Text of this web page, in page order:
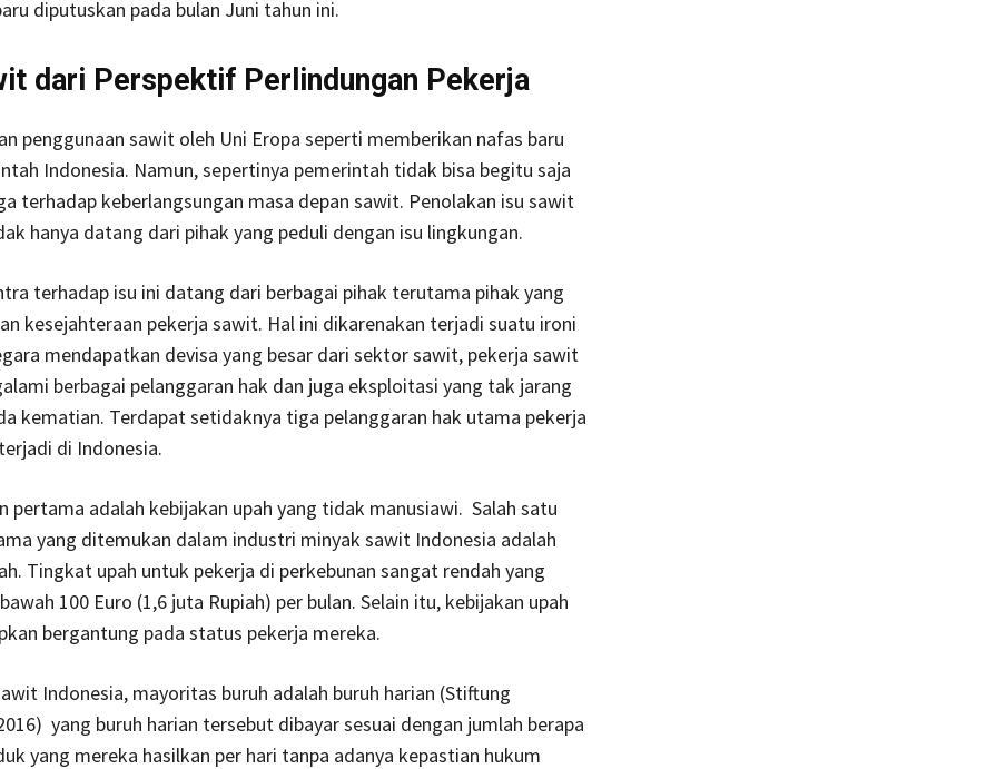
diputuskan pada bulan Juni tahun ini.
dari Perspektif Perlindungan Pekerja
penggunaan sawit oleh Uni Eropa seperti memberikan nafas baru
Indonesia. Namun, sepertinya pemerintah tidak bisa begitu saja
terhadap keberlangsungan masa depan sawit. Penolakan isu sawit
hanya datang dari pihak yang peduli dengan isu lingkungan.
terhadap isu ini datang dari berbagai pihak terutama pihak yang
kesejahteraan pekerja sawit. Hal ini dikarenakan terjadi suatu ironi
mendapatkan devisa yang besar dari sektor sawit, pekerja sawit
berbagai pelanggaran hak dan juga eksploitasi yang tak jarang
kematian. Terdapat setidaknya tiga pelanggaran hak utama pekerja
di Indonesia.
pertama adalah kebijakan upah yang tidak manusiawi. Salah satu
yang ditemukan dalam industri minyak sawit Indonesia adalah
Tingkat upah untuk pekerja di perkebunan sangat rendah yang
100 Euro (1,6 juta Rupiah) per bulan. Selain itu, kebijakan upah
bergantung pada status pekerja mereka.
Indonesia, mayoritas buruh adalah buruh harian (Stiftung
yang buruh harian tersebut dibayar sesuai dengan jumlah berapa
yang mereka hasilkan per hari tanpa adanya kepastian hukum